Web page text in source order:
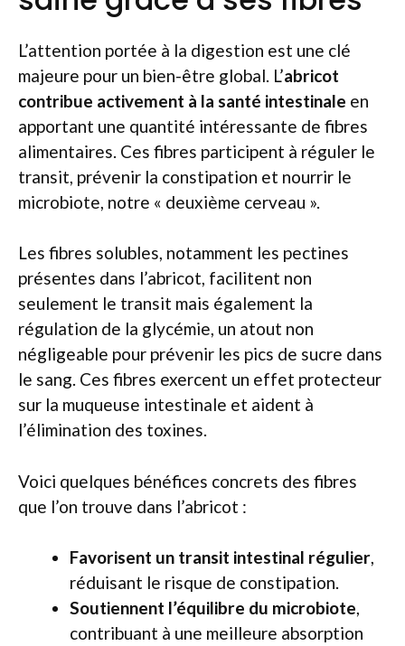
L’attention portée à la digestion est une clé
majeure pour un bien-être global. L’abricot
contribue activement à la santé intestinale en
apportant une quantité intéressante de fibres
alimentaires. Ces fibres participent à réguler le
transit, prévenir la constipation et nourrir le
microbiote, notre « deuxième cerveau ».
Les fibres solubles, notamment les pectines
présentes dans l’abricot, facilitent non
seulement le transit mais également la
régulation de la glycémie, un atout non
négligeable pour prévenir les pics de sucre dans
le sang. Ces fibres exercent un effet protecteur
sur la muqueuse intestinale et aident à
l’élimination des toxines.
Voici quelques bénéfices concrets des fibres
que l’on trouve dans l’abricot :
Favorisent un transit intestinal régulier,
réduisant le risque de constipation.
Soutiennent l’équilibre du microbiote,
contribuant à une meilleure absorption